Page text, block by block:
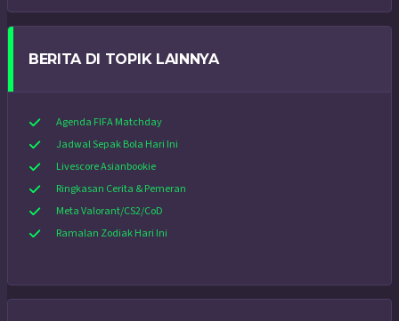
BERITA DI TOPIK LAINNYA
Agenda FIFA Matchday
Jadwal Sepak Bola Hari Ini
Livescore Asianbookie
Ringkasan Cerita & Pemeran
Meta Valorant/CS2/CoD
Ramalan Zodiak Hari Ini